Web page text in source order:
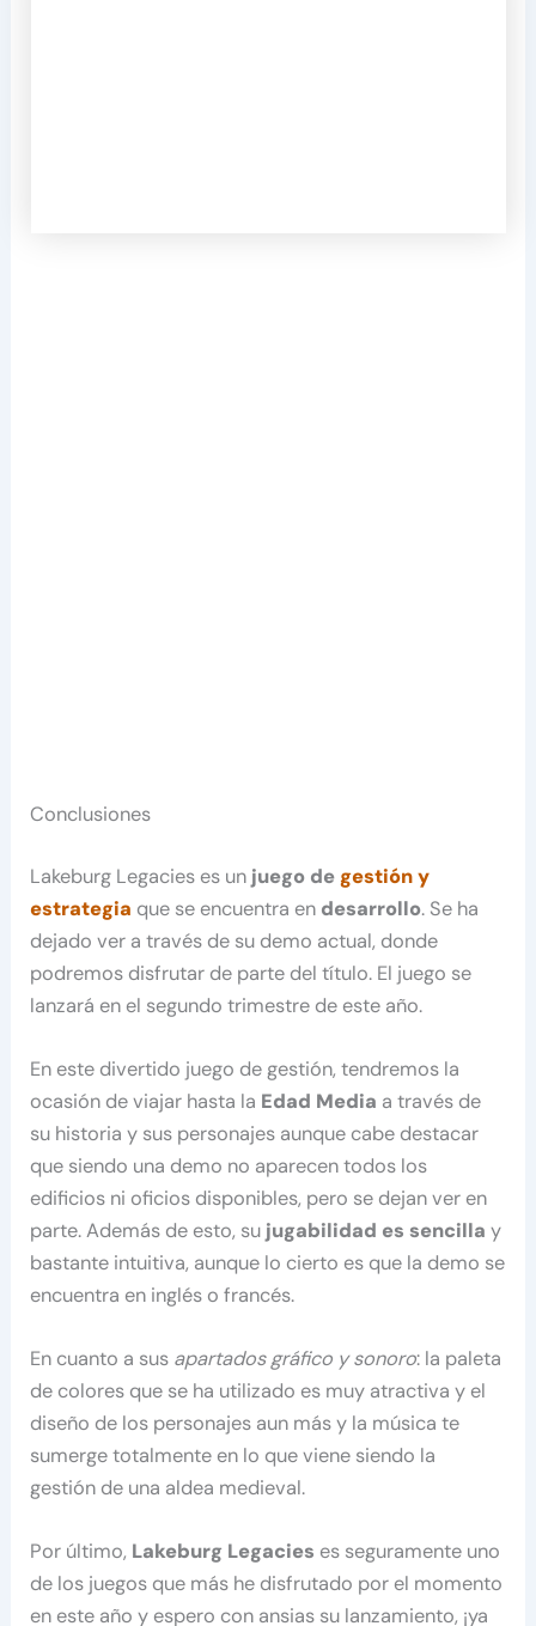
Conclusiones
Lakeburg Legacies es un juego de gestión y
estrategia que se encuentra en desarrollo. Se ha
dejado ver a través de su demo actual, donde
podremos disfrutar de parte del título. El juego se
lanzará en el segundo trimestre de este año.
En este divertido juego de gestión, tendremos la
ocasión de viajar hasta la Edad Media a través de
su historia y sus personajes aunque cabe destacar
que siendo una demo no aparecen todos los
edificios ni oficios disponibles, pero se dejan ver en
parte. Además de esto, su jugabilidad es sencillay
bastante intuitiva, aunque lo cierto es que la demo se
encuentra en inglés o francés.
En cuanto a sus apartados gráfico y sonoro: la paleta
de colores que se ha utilizado es muy atractiva y el
diseño de los personajes aun más y la música te
sumerge totalmente en lo que viene siendo la
gestión de una aldea medieval.
Por último, Lakeburg Legacies es seguramente uno
de los juegos que más he disfrutado por el momento
en este año y espero con ansias su lanzamiento, ¡ya